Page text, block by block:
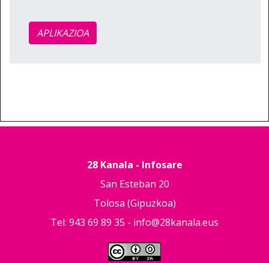
APLIKAZIOA
28 Kanala - Infosare
San Esteban 20
Tolosa (Gipuzkoa)
Tel: 943 69 89 35 - info@28kanala.eus